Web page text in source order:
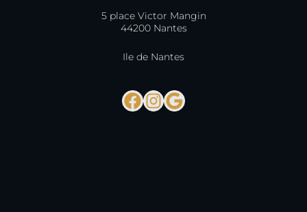
5 place Victor Mangin
44200 Nantes
Ile de Nantes
Facebook
Instagram
Google